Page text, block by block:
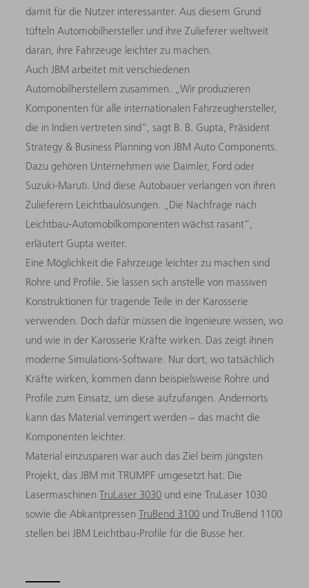
damit für die Nutzer interessanter. Aus diesem Grund
tüfteln Automobilhersteller und ihre Zulieferer weltweit
daran, ihre Fahrzeuge leichter zu machen.
Auch JBM arbeitet mit verschiedenen
Automobilherstellern zusammen. „Wir produzieren
Komponenten für alle internationalen Fahrzeughersteller,
die in Indien vertreten sind“, sagt B. B. Gupta, Präsident
Strategy & Business Planning von JBM Auto Components.
Dazu gehören Unternehmen wie Daimler, Ford oder
Suzuki-Maruti. Und diese Autobauer verlangen von ihren
Zulieferern Leichtbaulösungen. „Die Nachfrage nach
Leichtbau-Automobilkomponenten wächst rasant“,
erläutert Gupta weiter.
Eine Möglichkeit die Fahrzeuge leichter zu machen sind
Rohre und Profile. Sie lassen sich anstelle von massiven
Konstruktionen für tragende Teile in der Karosserie
verwenden. Doch dafür müssen die Ingenieure wissen, wo
und wie in der Karosserie Kräfte wirken. Das zeigt ihnen
moderne Simulations-Software. Nur dort, wo tatsächlich
Kräfte wirken, kommen dann beispielsweise Rohre und
Profile zum Einsatz, um diese aufzufangen. Andernorts
kann das Material verringert werden – das macht die
Komponenten leichter.
Material einzusparen war auch das Ziel beim jüngsten
Projekt, das JBM mit TRUMPF umgesetzt hat: Die
LasermaschinenTruLaser 3030 und eine TruLaser 1030
sowie die AbkantpressenTruBend 3100 und TruBend 1100
stellen bei JBM Leichtbau-Profile für die Busse her.